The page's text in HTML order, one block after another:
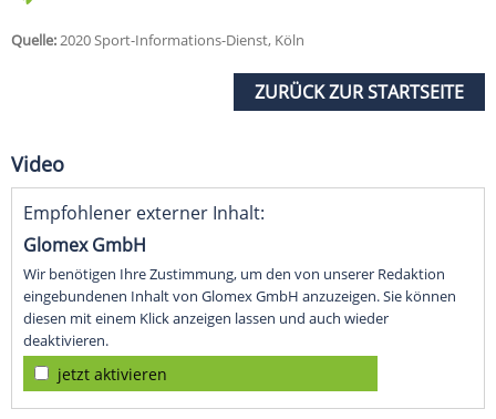
Quelle:2020 Sport-Informations-Dienst, Köln
ZURÜCK ZUR STARTSEITE
Video
Empfohlener externer Inhalt:
Glomex GmbH
Wir benötigen Ihre Zustimmung, um den von unserer Redaktion
eingebundenen Inhalt von Glomex GmbH anzuzeigen. Sie können
diesen mit einem Klick anzeigen lassen und auch wieder
deaktivieren.
jetzt aktivieren